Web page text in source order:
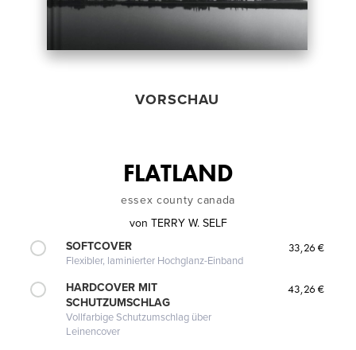
VORSCHAU
FLATLAND
essex county canada
von TERRY W. SELF
SOFTCOVER
Flexibler, laminierter Hochglanz-Einband
33,26 €
HARDCOVER MIT
SCHUTZUMSCHLAG
Vollfarbige Schutzumschlag über
Leinencover
43,26 €